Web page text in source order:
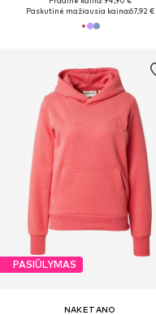
Paskutinė mažiausia kaina:67,92 €
PASIŪLYMAS
NAKETANO